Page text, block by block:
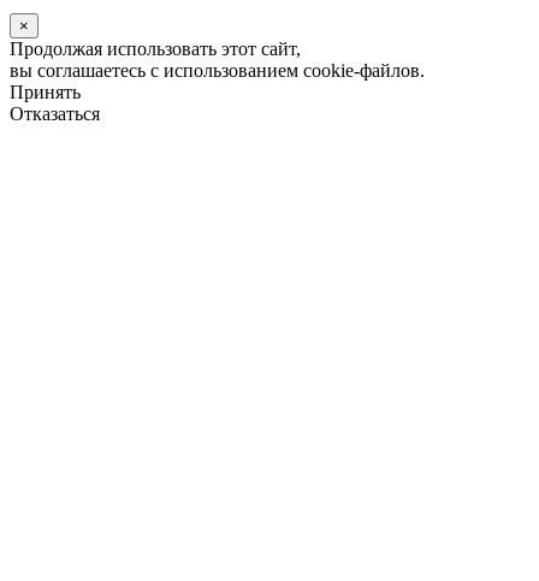
×
Продолжая использовать этот сайт,
вы соглашаетесь с использованием cookie-файлов.
Принять
Отказаться